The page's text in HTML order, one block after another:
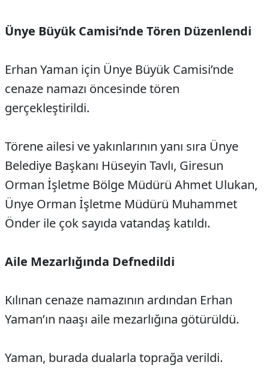
Ünye Büyük Camisi’nde Tören Düzenlendi
Erhan Yaman için Ünye Büyük Camisi’nde
cenaze namazı öncesinde tören
gerçekleştirildi.
Törene ailesi ve yakınlarının yanı sıra Ünye
Belediye Başkanı Hüseyin Tavlı, Giresun
Orman İşletme Bölge Müdürü Ahmet Ulukan,
Ünye Orman İşletme Müdürü Muhammet
Önder ile çok sayıda vatandaş katıldı.
Aile Mezarlığında Defnedildi
Kılınan cenaze namazının ardından Erhan
Yaman’ın naaşı aile mezarlığına götürüldü.
Yaman, burada dualarla toprağa verildi.